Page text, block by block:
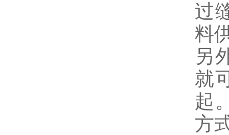
过
料
另
就
起
方